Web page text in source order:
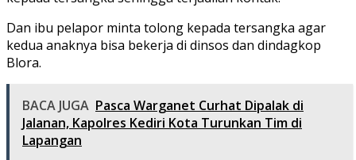
Dan ibu pelapor minta tolong kepada tersangka agar
kedua anaknya bisa bekerja di dinsos dan dindagkop
Blora.
BACA JUGA Pasca Warganet Curhat Dipalak di
Jalanan, Kapolres Kediri Kota Turunkan Tim di
Lapangan